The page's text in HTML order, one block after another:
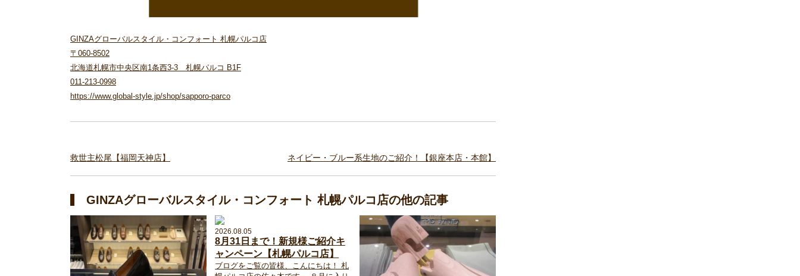
GINZAグローバルスタイル・コンフォート 札幌パルコ店
〒060-8502
北海道札幌市中央区南1条西3-3 札幌パルコ B1F
011-213-0998
https://www.global-style.jp/shop/sapporo-parco
救世主松尾【福岡天神店】 ネイビー・ブルー系生地のご紹介！【銀座本店・本館】
GINZAグローバルスタイル・コンフォート 札幌パルコ店の他の記事
2026.08.05
8月31日まで！新規様ご紹介キ
ャンペーン【札幌パルコ店】
ブログをご覧の皆様、こんにちは！ 札